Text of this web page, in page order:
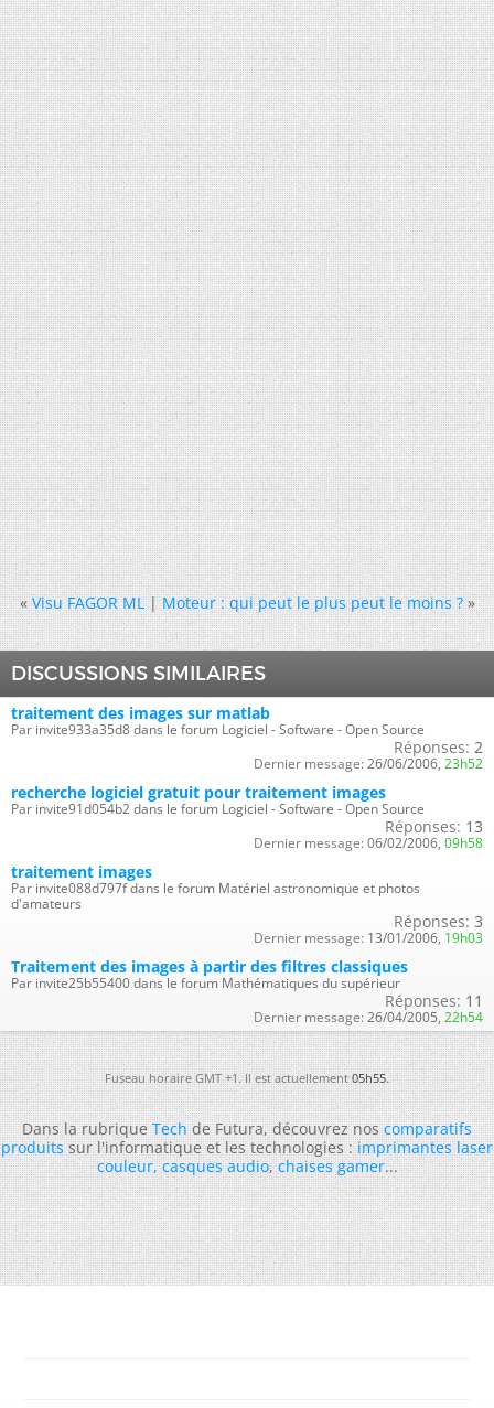
« Visu FAGOR ML|Moteur : qui peut le plus peut le moins ? »
DISCUSSIONS SIMILAIRES
traitement des images sur matlab
Par invite933a35d8 dans le forum Logiciel - Software - Open Source
Réponses: 2
Dernier message: 26/06/2006, 23h52
recherche logiciel gratuit pour traitement images
Par invite91d054b2 dans le forum Logiciel - Software - Open Source
Réponses: 13
Dernier message: 06/02/2006, 09h58
traitement images
Par invite088d797f dans le forum Matériel astronomique et photos
d'amateurs
Réponses: 3
Dernier message: 13/01/2006, 19h03
Traitement des images à partir des filtres classiques
Par invite25b55400 dans le forum Mathématiques du supérieur
Réponses: 11
Dernier message: 26/04/2005, 22h54
Fuseau horaire GMT +1. Il est actuellement05h55.
Dans la rubriqueTechde Futura, découvrez noscomparatifs
produitssur l'informatique et les technologies :imprimantes laser
couleur,casques audio,chaises gamer...